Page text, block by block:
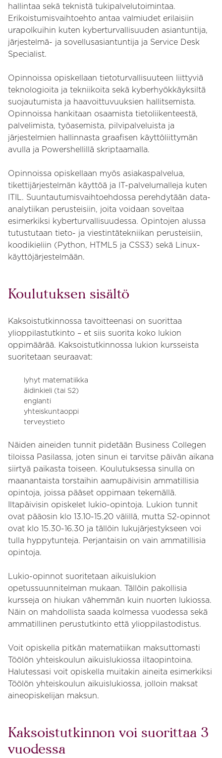
hallintaa sekä teknistä tukipalvelutoimintaa.
Erikoistumisvaihtoehto antaa valmiudet erilaisiin
urapolkuihin kuten kyberturvallisuuden asiantuntija,
järjestelmä- ja sovellusasiantuntija ja Service Desk
Specialist.
Opinnoissa opiskellaan tietoturvallisuuteen liittyviä
teknologioita ja tekniikoita sekä kyberhyökkäyksiltä
suojautumista ja haavoittuvuuksien hallitsemista.
Opinnoissa hankitaan osaamista tietoliikenteestä,
palvelimista, työasemista, pilvipalveluista ja
järjestelmien hallinnasta graafisen käyttöliittymän
avulla ja Powershellillä skriptaamalla.
Opinnoissa opiskellaan myös asiakaspalvelua,
tikettijärjestelmän käyttöä ja IT-palvelumalleja kuten
ITIL. Suuntautumisvaihtoehdossa perehdytään data-
analytiikan perusteisiin, joita voidaan soveltaa
esimerkiksi kyberturvallisuudessa. Opintojen alussa
tutustutaan tieto- ja viestintätekniikan perusteisiin,
koodikieliin (Python, HTML5 ja CSS3) sekä Linux-
käyttöjärjestelmään.
Koulutuksen sisältö
Kaksoistutkinnossa tavoitteenasi on suorittaa
ylioppilastutkinto – et siis suorita koko lukion
oppimäärää. Kaksoistutkinnossa lukion kursseista
suoritetaan seuraavat:
lyhyt matematiikka
äidinkieli (tai S2)
englanti
yhteiskuntaoppi
terveystieto
Näiden aineiden tunnit pidetään Business Collegen
tiloissa Pasilassa, joten sinun ei tarvitse päivän aikana
siirtyä paikasta toiseen. Koulutuksessa sinulla on
maanantaista torstaihin aamupäivisin ammatillisia
opintoja, joissa pääset oppimaan tekemällä.
Iltapäivisin opiskelet lukio-opintoja. Lukion tunnit
ovat pääosin klo 13.10-15.20 välillä, mutta S2-opinnot
ovat klo 15.30-16.30 ja tällöin lukujärjestykseen voi
tulla hyppytunteja. Perjantaisin on vain ammatillisia
opintoja.
Lukio-opinnot suoritetaan aikuislukion
opetussuunnitelman mukaan. Tällöin pakollisia
kursseja on hiukan vähemmän kuin nuorten lukiossa.
Näin on mahdollista saada kolmessa vuodessa sekä
ammatillinen perustutkinto että ylioppilastodistus.
Voit opiskella pitkän matematiikan maksuttomasti
Töölön yhteiskoulun aikuislukiossa iltaopintoina.
Halutessasi voit opiskella muitakin aineita esimerkiksi
Töölön yhteiskoulun aikuislukiossa, jolloin maksat
aineopiskelijan maksun.
Kaksoistutkinnon voi suorittaa 3
vuodessa